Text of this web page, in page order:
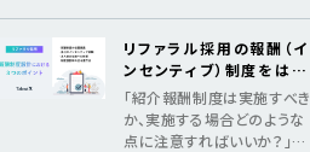
化
リファラル採用の報酬（イ
ンセンティブ）制度をはじ
めとした、制度設計のポイ
ント
「紹介報酬制度は実施すべき
か、実施する場合どのような
点に注意すればいいか？」法